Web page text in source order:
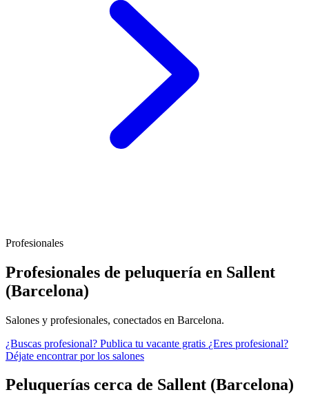
Profesionales
Profesionales de peluquería en Sallent
(Barcelona)
Salones y profesionales, conectados en Barcelona.
¿Buscas profesional? Publica tu vacante gratis ¿Eres profesional?
Déjate encontrar por los salones
Peluquerías cerca de Sallent (Barcelona)